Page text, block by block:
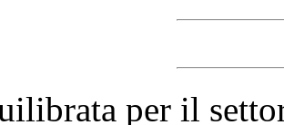
per il